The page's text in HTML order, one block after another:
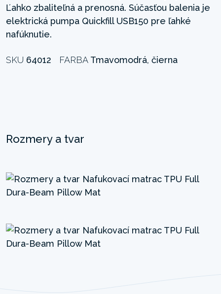
Ľahko zbaliteľná a prenosná. Súčasťou balenia je
elektrická pumpa Quickfill USB150 pre ľahké
nafúknutie.
SKU 64012 FARBA Tmavomodrá, čierna
Rozmery a tvar